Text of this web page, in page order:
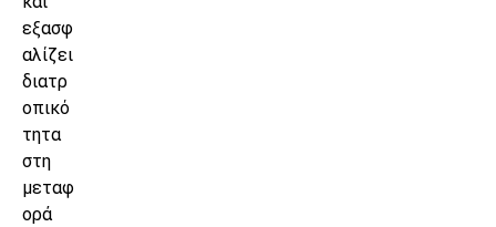
εξασφ
αλίζει
διατρ
οπικό
τητα
στη
μεταφ
ορά